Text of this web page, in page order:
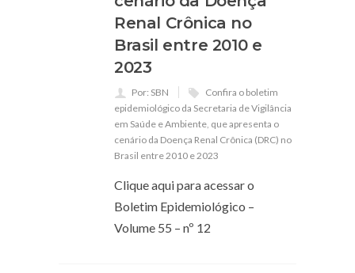
Renal Crônica no
Brasil entre 2010 e
2023
Por: SBN
Confira o boletim
epidemiológico da Secretaria de Vigilância
em Saúde e Ambiente que apresenta o
cenário da Doença Renal Crônica (DRC) no
Brasil entre 2010 e 2023
Clique aqui para acessar o
Boletim Epidemiológico –
Volume 55 – nº 12